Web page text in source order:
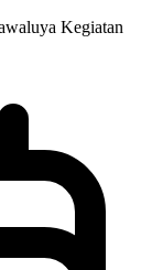
Kegiatan